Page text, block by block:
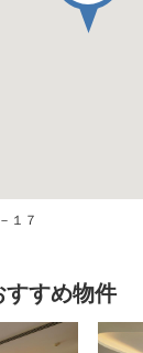
・冷暖房給湯
暖房給湯設備
大和ライフネ
23,133円
21,020円
１７
すすめ物件